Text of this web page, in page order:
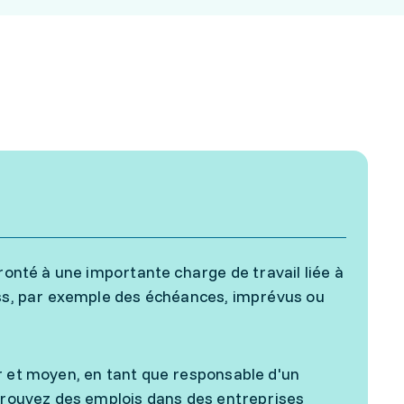
à une importante charge de travail liée à
par exemple des échéances, imprévus ou
moyen, en tant que responsable d'un
des emplois dans des entreprises